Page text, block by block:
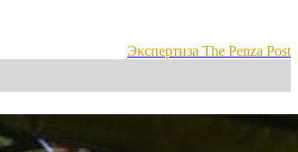
Экспертиза The Penza Post